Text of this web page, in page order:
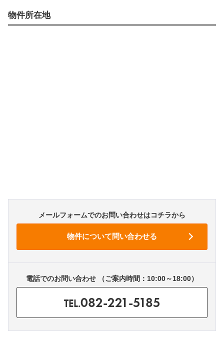
物件所在地
メールフォームでのお問い合わせはコチラから
電話でのお問い合わせ （ご案内時間：10:00～18:00）
TEL.082-221-5185